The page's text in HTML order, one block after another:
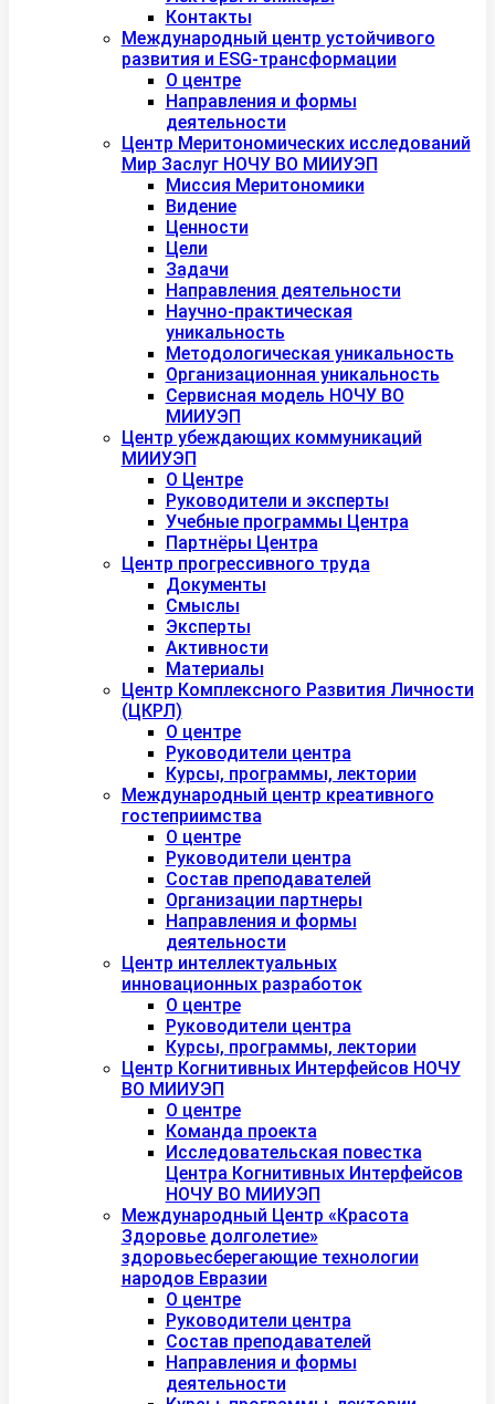
Контакты
Международный центр устойчивого
развития и ESG-трансформации
О центре
Направления и формы
деятельности
Центр Меритономических исследований
Мир Заслуг НОЧУ ВО МИИУЭП
Миссия Меритономики
Видение
Ценности
Цели
Задачи
Направления деятельности
Научно-практическая
уникальность
Методологическая уникальность
Организационная уникальность
Сервисная модель НОЧУ ВО
МИИУЭП
Центр убеждающих коммуникаций
МИИУЭП
О Центре
Руководители и эксперты
Учебные программы Центра
Партнёры Центра
Центр прогрессивного труда
Документы
Смыслы
Эксперты
Активности
Материалы
Центр Комплексного Развития Личности
(ЦКРЛ)
О центре
Руководители центра
Курсы, программы, лектории
Международный центр креативного
гостеприимства
О центре
Руководители центра
Состав преподавателей
Организации партнеры
Направления и формы
деятельности
Центр интеллектуальных
инновационных разработок
О центре
Руководители центра
Курсы, программы, лектории
Центр Когнитивных Интерфейсов НОЧУ
ВО МИИУЭП
О центре
Команда проекта
Исследовательская повестка
Центра Когнитивных Интерфейсов
НОЧУ ВО МИИУЭП
Международный Центр «Красота
Здоровье долголетие»
здоровьесберегающие технологии
народов Евразии
О центре
Руководители центра
Состав преподавателей
Направления и формы
деятельности